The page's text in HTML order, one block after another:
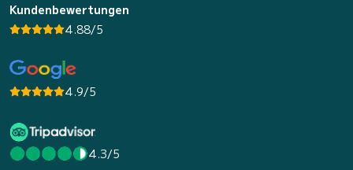
Kundenbewertungen
4.88/5
4.9/5
4.3/5